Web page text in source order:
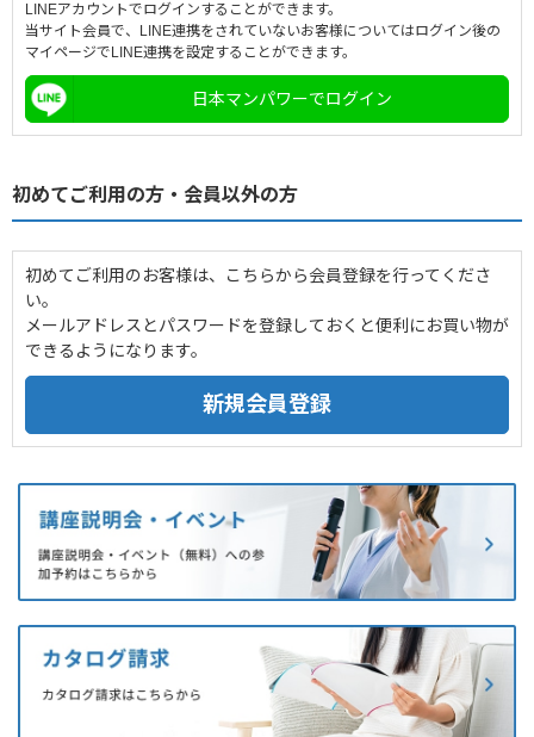
LINEアカウントでログインすることができます。
当サイト会員で、LINE連携をされていないお客様についてはログイン後の
マイページでLINE連携を設定することができます。
日本マンパワーでログイン
初めてご利用の方・会員以外の方
初めてご利用のお客様は、こちらから会員登録を行ってくださ
い。
メールアドレスとパスワードを登録しておくと便利にお買い物が
できるようになります。